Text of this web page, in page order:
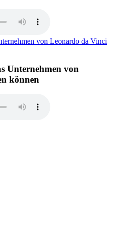
Unternehmen von
können